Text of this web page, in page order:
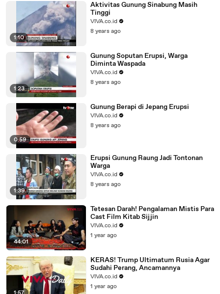
1:10
Aktivitas Gunung Sinabung Masih
Tinggi
VIVA.co.id
8 years ago
1:23
Gunung Soputan Erupsi, Warga
Diminta Waspada
VIVA.co.id
8 years ago
0:59
Gunung Berapi di Jepang Erupsi
VIVA.co.id
8 years ago
1:39
Erupsi Gunung Raung Jadi Tontonan
Warga
VIVA.co.id
8 years ago
44:01
Tetesan Darah! Pengalaman Mistis Para
Cast Film Kitab Sijjin
VIVA.co.id
1 year ago
KERAS! Trump Ultimatum Rusia Agar
Sudahi Perang, Ancamannya
VIVA.co.id
1 year ago